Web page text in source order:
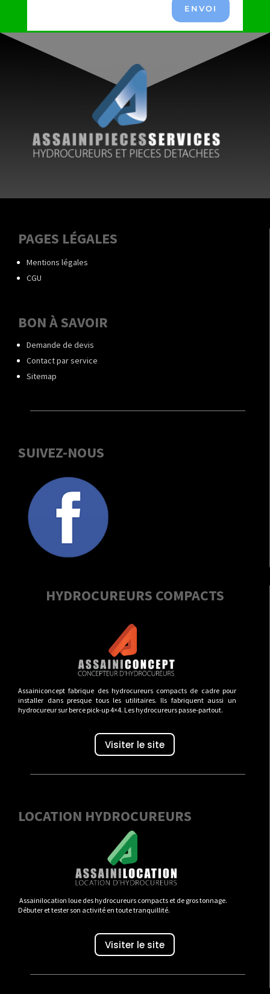
ENVOI
PAGES LÉGALES
Mentions légales
CGU
BON À SAVOIR
Demande de devis
Contact par service
Sitemap
SUIVEZ-NOUS
HYDROCUREURS COMPACTS
Assainiconcept fabrique des hydrocureurs compacts de cadre pour
installer dans presque tous les utilitaires. Ils fabriquent aussi un
hydrocureur sur berce pick-up 4×4. Les hydrocureurs passe-partout.
Visiter le site
LOCATION HYDROCUREURS
Assainilocation loue des hydrocureurs compacts et de gros tonnage.
Débuter et tester son activité en toute tranquillité.
Visiter le site